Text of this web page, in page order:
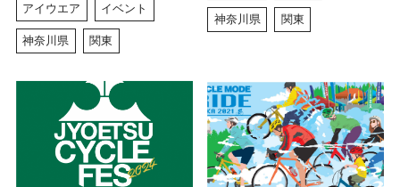
アイウエア イベント
神奈川県 関東
神奈川県 関東